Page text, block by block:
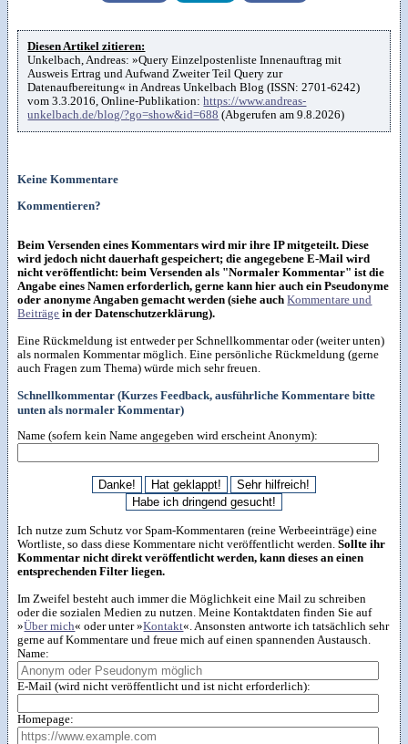
Diesen Artikel zitieren:
Unkelbach, Andreas: »Query Einzelpostenliste Innenauftrag mit
Ausweis Ertrag und Aufwand Zweiter Teil Query zur
Datenaufbereitung« in Andreas Unkelbach Blog (ISSN: 2701-6242)
vom 3.3.2016, Online-Publikation:https://www.andreas-
unkelbach.de/blog/?go=show&id=688 (Abgerufen am 9.8.2026)
Keine Kommentare
Kommentieren?
Beim Versenden eines Kommentars wird mir ihre IP mitgeteilt. Diese
wird jedoch nicht dauerhaft gespeichert; die angegebene E-Mail wird
nicht veröffentlicht: beim Versenden als "Normaler Kommentar" ist die
Angabe eines Namen erforderlich, gerne kann hier auch ein Pseudonyme
oder anonyme Angaben gemacht werden (siehe auchKommentare und
Beiträge in der Datenschutzerklärung).
Eine Rückmeldung ist entweder per Schnellkommentar oder (weiter unten)
als normalen Kommentar möglich. Eine persönliche Rückmeldung (gerne
auch Fragen zum Thema) würde mich sehr freuen.
Schnellkommentar (Kurzes Feedback, ausführliche Kommentare bitte
unten als normaler Kommentar)
Name (sofern kein Name angegeben wird erscheint Anonym):
Ich nutze zum Schutz vor Spam-Kommentaren (reine Werbeeinträge) eine
Wortliste, so dass diese Kommentare nicht veröffentlicht werden.Sollte ihr
Kommentar nicht direkt veröffentlicht werden, kann dieses an einen
entsprechenden Filter liegen.
Im Zweifel besteht auch immer die Möglichkeit eine Mail zu schreiben
oder die sozialen Medien zu nutzen. Meine Kontaktdaten finden Sie auf
»Über mich« oder unter »Kontakt«. Ansonsten antworte ich tatsächlich sehr
gerne auf Kommentare und freue mich auf einen spannenden Austausch.
Name:
E-Mail (wird nicht veröffentlicht und ist nicht erforderlich):
Homepage: